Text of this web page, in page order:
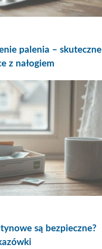
palenia – skuteczne
z nałogiem
są bezpieczne?